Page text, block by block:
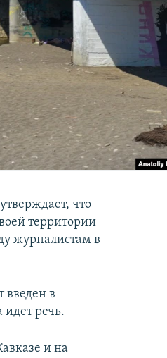
утверждает, что
территории
журналистам в
введен в
идет речь.
и на